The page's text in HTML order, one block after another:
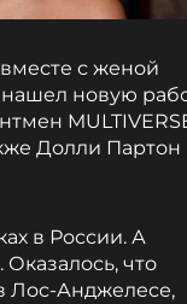
с женой
новую
Долли Партон
в России. А
Оказалось, что
Лос-Анджелесе,